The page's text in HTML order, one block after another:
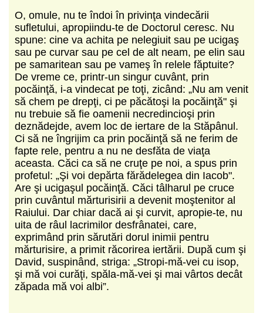
O, omule, nu te îndoi în privinţa vindecării
sufletului, apropiindu-te de Doctorul ceresc. Nu
spune: cine va achita pe nelegiuit sau pe ucigaş
sau pe curvar sau pe cel de alt neam, pe elin sau
pe samaritean sau pe vameş în relele făptuite?
De vreme ce, printr-un singur cuvânt, prin
pocăinţă, i-a vindecat pe toţi, zicând: „Nu am venit
să chem pe drepţi, ci pe păcătoşi la pocăinţă" şi
nu trebuie să fie oamenii necredincioşi prin
deznădejde, avem loc de iertare de la Stăpânul.
Ci să ne îngrijim ca prin pocăinţă să ne ferim de
fapte rele, pentru a nu ne desfăta de viaţa
aceasta. Căci ca să ne cruţe pe noi, a spus prin
profetul: „Şi voi depărta fărădelegea din Iacob".
Are şi ucigaşul pocăinţă. Căci tâlharul pe cruce
prin cuvântul mărturisirii a devenit moştenitor al
Raiului. Dar chiar dacă ai şi curvit, apropie-te, nu
uita de râul lacrimilor desfrânatei, care,
exprimând prin sărutări dorul inimii pentru
mărturisire, a primit răcorirea iertării. După cum şi
David, suspinând, striga: „Stropi-mă-vei cu isop,
şi mă voi curăţi, spăla-mă-vei şi mai vârtos decât
zăpada mă voi albi”.